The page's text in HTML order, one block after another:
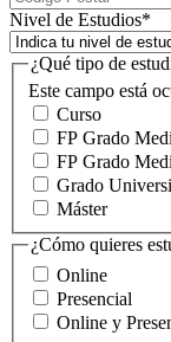
Nivel de Estudios*
Este campo está
¿Qué tipo de
Curso
FP Grado
FP Grado
Grado
Máster
¿Cómo quieres
Online
Presencial
Online y